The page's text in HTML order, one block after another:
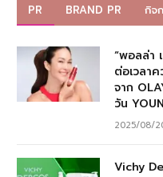
PR BRAND PR กิจ
“พอลล่า
ต่อเวลา
จาก
วัน
2025/08/
Vichy